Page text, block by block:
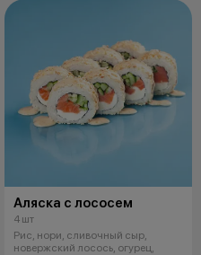
Аляска с лососем
4 шт
Рис, нори, сливочный сыр,
новержский лосось, огурец,